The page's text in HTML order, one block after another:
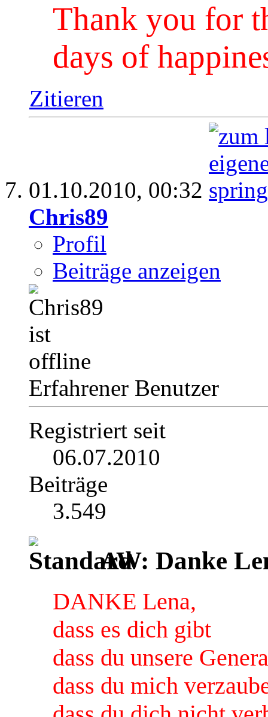
Thank you for
days of
Zitieren
01.10.2010, 00:32
Chris89
Profil
Beiträge anzeigen
Erfahrener Benutzer
Registriert seit
06.07.2010
Beiträge
3.549
AW: Danke
DANKE Lena,
dass es dich gibt
dass du unsere
dass du mich